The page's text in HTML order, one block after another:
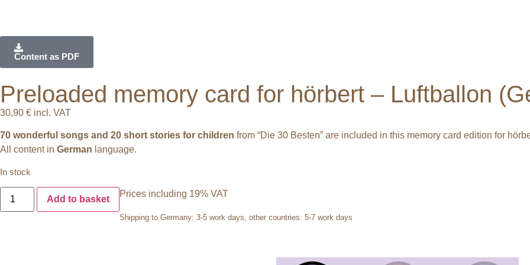
Content as PDF
Preloaded memory card for hörbert – Luftballon
30,90 € incl. VAT
70 wonderful songs and 20 short stories for children from “Die 30 Besten” are included in this memory card edition for
All content in German language.
In stock
Add to basket
Prices including 19% VAT
Shipping to Germany: 3-5 work days, other countries: 5-7 work days